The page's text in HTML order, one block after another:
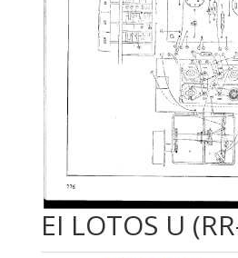
EI LOTOS U